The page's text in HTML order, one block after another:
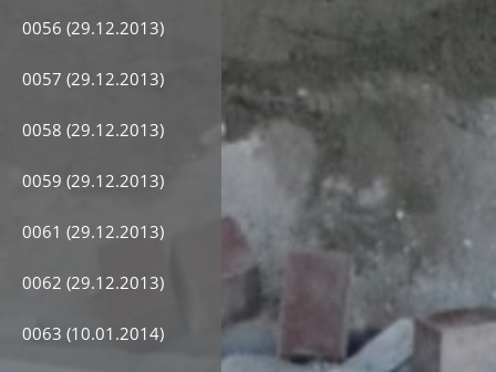
0056 (29.12.2013)
0057 (29.12.2013)
0058 (29.12.2013)
0059 (29.12.2013)
0061 (29.12.2013)
0062 (29.12.2013)
0063 (10.01.2014)